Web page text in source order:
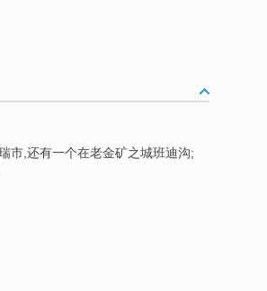
市,还有一个在老金矿之城班迪沟;